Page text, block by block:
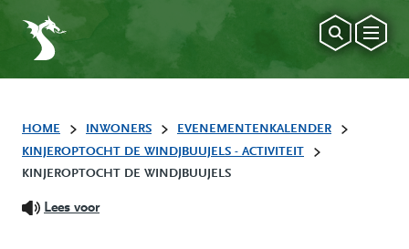
HOME INWONERS
EVENEMENTENKALENDER
KINJEROPTOCHT DE WINDJBUUJELS - ACTIVITEIT
KINJEROPTOCHT DE WINDJBUUJELS
Lees voor